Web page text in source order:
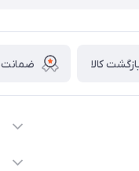
کالا ضمانت